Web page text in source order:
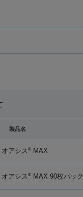
製品名
オアシス ® MAX
オアシス ® MAX 90枚パック